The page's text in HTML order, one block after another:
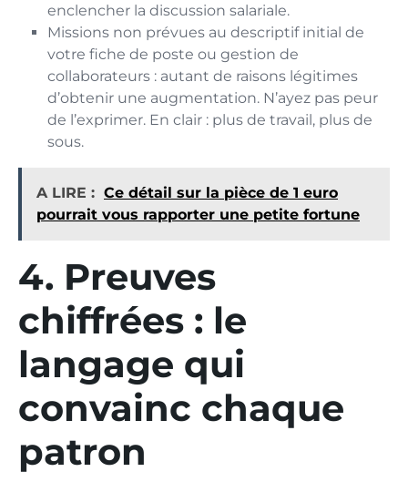
enclencher la discussion salariale.
Missions non prévues au descriptif initial de
votre fiche de poste ou gestion de
collaborateurs : autant de raisons légitimes
d’obtenir une augmentation. N’ayez pas peur
de l’exprimer. En clair : plus de travail, plus de
sous.
A LIRE : Ce détail sur la pièce de 1 euro
pourrait vous rapporter une petite fortune
4. Preuves
chiffrées : le
langage qui
convainc chaque
patron